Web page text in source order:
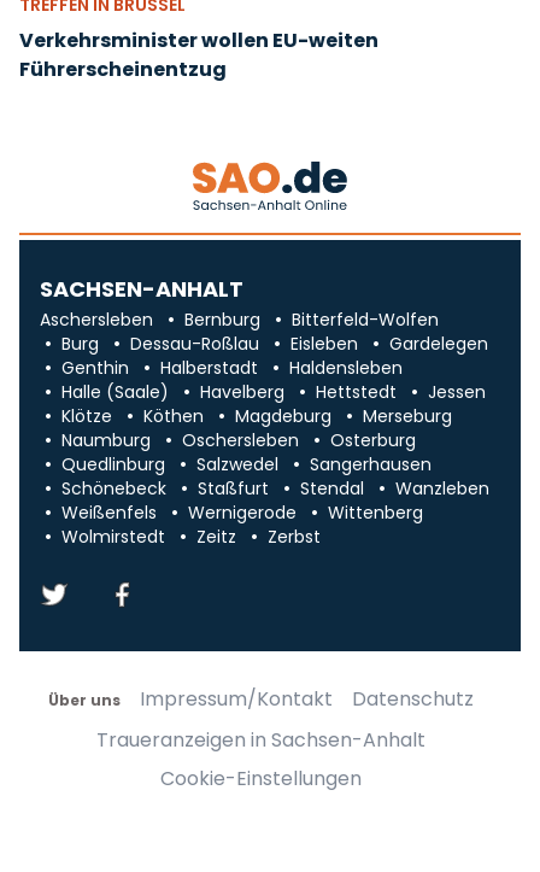
TREFFEN IN BRÜSSEL
Verkehrsminister wollen EU-weiten
Führerscheinentzug
SACHSEN-ANHALT
Aschersleben Bernburg
Bitterfeld-Wolfen
Burg
Dessau-Roßlau Eisleben
Gardelegen
Genthin
Halberstadt
Haldensleben
Halle (Saale)
Havelberg Hettstedt
Jessen
Klötze
Köthen Magdeburg
Merseburg
Naumburg
Oschersleben
Osterburg
Quedlinburg
Salzwedel
Sangerhausen
Schönebeck
Staßfurt Stendal
Wanzleben
Weißenfels
Wernigerode
Wittenberg
Wolmirstedt
Zeitz Zerbst
Über uns Impressum/Kontakt
Datenschutz
Traueranzeigen in Sachsen-Anhalt
Cookie-Einstellungen